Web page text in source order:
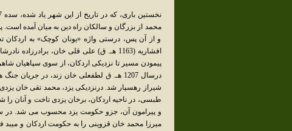
محمد از بزرگان و سالکان راه دین به میان آمده
و از آن پس، درستی واژه «یونان کوچک» به
افشاریه (1163 هـ. ق) علی قلی خان،
پیمودن مسیر تا نزدیکی اردکان، از سوی سپاهیان
درسال 1207 هـ. ق لطفعلی خان زند، در
شیراز رهسپار شد. درنزدیکی یزد، محمد تقی خان
طبسی، در ناحیه اردکان، برخان یزدی تاخت و آنان
میرزا محمد خان قزوینی را به حکومت اردکان و